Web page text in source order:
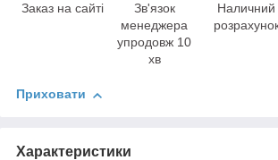
Заказ на сайті
Зв'язок
менеджера
упродовж 10
хв
Наличний
Приховати
Характеристики